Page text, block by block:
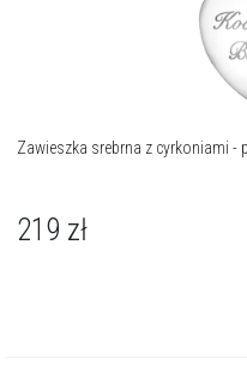
Zawieszka srebrna z cyrkoniami -
219 zł